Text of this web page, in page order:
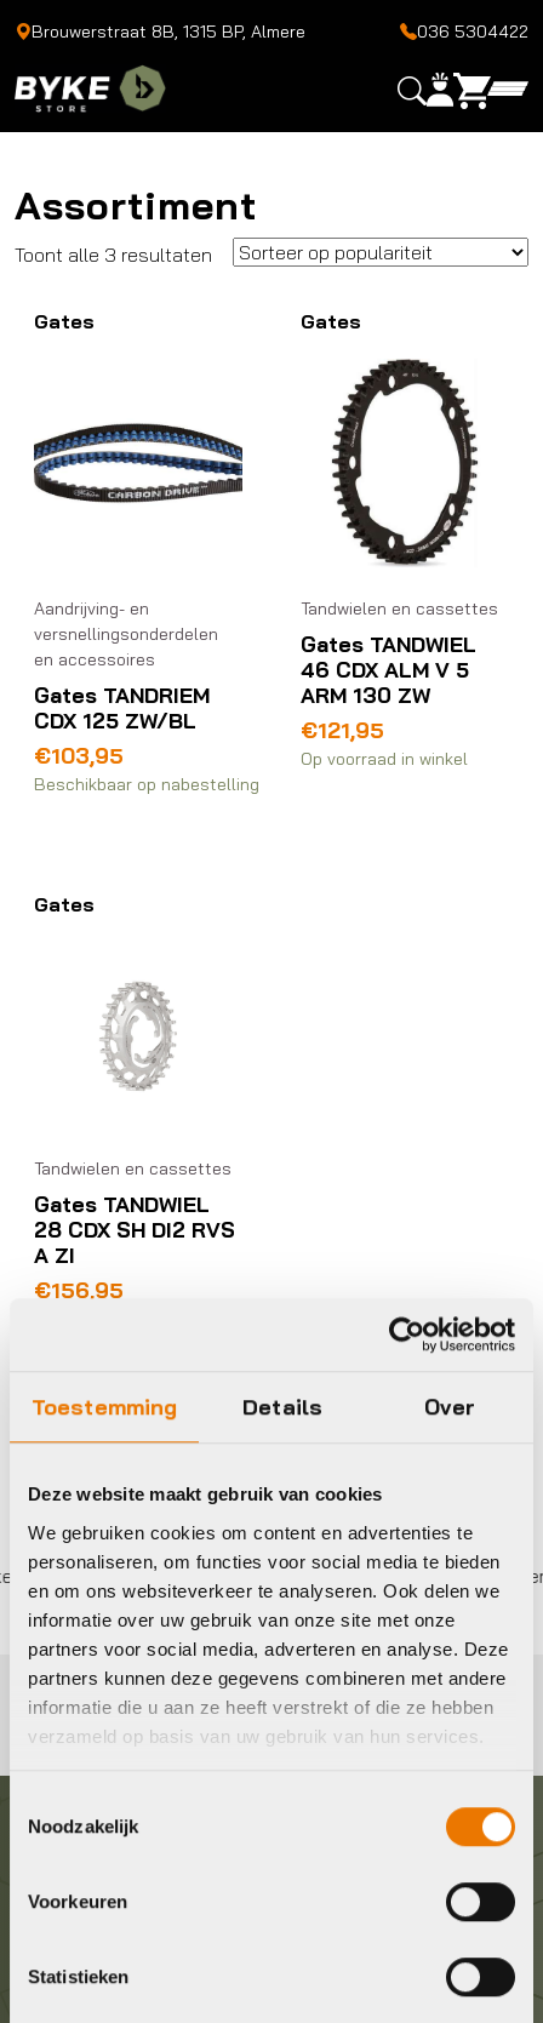
Toestemming Details Over
Deze website maakt gebruik van cookies
We gebruiken cookies om content en advertenties te
personaliseren, om functies voor social media te bieden
en om ons websiteverkeer te analyseren. Ook delen we
informatie over uw gebruik van onze site met onze
partners voor social media, adverteren en analyse. Deze
partners kunnen deze gegevens combineren met andere
informatie die u aan ze heeft verstrekt of die ze hebben
verzameld op basis van uw gebruik van hun services.
Noodzakelijk
Voorkeuren
Statistieken
Brouwerstraat 8B, 1315 BP, Almere 036 5304422
Assortiment
Toont alle 3 resultaten Gesorteerd
populariteit
Gates
Aandrijving- en
versnellingsonderdelen
en accessoires
Gates TANDRIEM
CDX 125 ZW/BL
€103,95
Beschikbaar op nabestelling
Gates
Tandwielen en cassettes
Gates TANDWIEL
46 CDX ALM V 5
ARM 130 ZW
€121,95
Op voorraad in winkel
Gates
Tandwielen en cassettes
Gates TANDWIEL
28 CDX SH DI2 RVS
A ZI
€156,95
betalen,0%rente Eigen werkplaats met
Graag in contact komen?